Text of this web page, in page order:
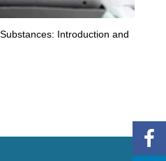
Introduction and